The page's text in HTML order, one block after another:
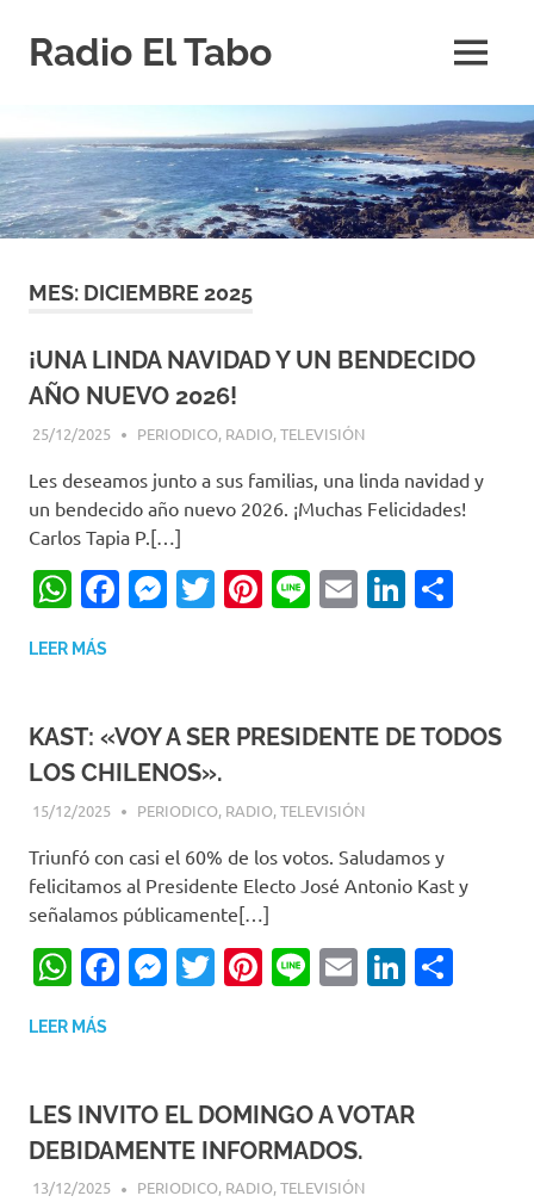
contenido
Radio El Tabo
Tabo
MENÚ
MES: DICIEMBRE 2025
¡UNA LINDA NAVIDAD Y UN BENDECIDO
AÑO NUEVO 2026!
25/12/2025 EDITOR-RET
PERIODICO, RADIO,TELEVISIÓN
Les deseamos junto a sus familias, una linda navidad y
un bendecido año nuevo 2026. ¡Muchas Felicidades!
Carlos Tapia P.[…]
WhatsApp
Facebook
Messenger
Twitter
Pinterest
LineEmail
LEER MÁS
KAST: «VOY A SER PRESIDENTE DE TODOS
LOS CHILENOS».
15/12/2025 EDITOR-RET
PERIODICO, RADIO,TELEVISIÓN
Triunfó con casi el 60% de los votos. Saludamos y
felicitamos al Presidente Electo José Antonio Kast y
señalamos públicamente[…]
WhatsApp
Facebook
Messenger
Twitter
Pinterest
LineEmail
LEER MÁS
LES INVITO EL DOMINGO A VOTAR
DEBIDAMENTE INFORMADOS.
13/12/2025 EDITOR-RET
PERIODICO, RADIO,TELEVISIÓN